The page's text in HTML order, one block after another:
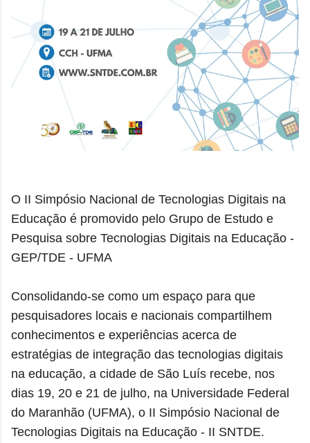
O II Simpósio Nacional de Tecnologias Digitais na
Educação é promovido pelo Grupo de Estudo e
Pesquisa sobre Tecnologias Digitais na Educação -
GEP/TDE - UFMA
Consolidando-se como um espaço para que
pesquisadores locais e nacionais compartilhem
conhecimentos e experiências acerca de
estratégias de integração das tecnologias digitais
na educação, a cidade de São Luís recebe, nos
dias 19, 20 e 21 de julho, na Universidade Federal
do Maranhão (UFMA), o II Simpósio Nacional de
Tecnologias Digitais na Educação - II SNTDE.